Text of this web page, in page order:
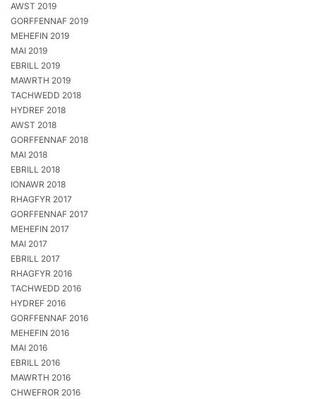
AWST 2019
GORFFENNAF 2019
MEHEFIN 2019
MAI 2019
EBRILL 2019
MAWRTH 2019
TACHWEDD 2018
HYDREF 2018
AWST 2018
GORFFENNAF 2018
MAI 2018
EBRILL 2018
IONAWR 2018
RHAGFYR 2017
GORFFENNAF 2017
MEHEFIN 2017
MAI 2017
EBRILL 2017
RHAGFYR 2016
TACHWEDD 2016
HYDREF 2016
GORFFENNAF 2016
MEHEFIN 2016
MAI 2016
EBRILL 2016
MAWRTH 2016
CHWEFROR 2016